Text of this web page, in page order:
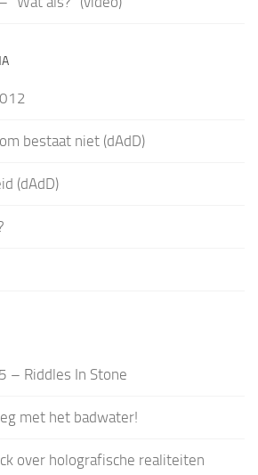
bestaat niet (dAdD)
(dAdD)
– Riddles In Stone
met het badwater!
over holografische realiteiten